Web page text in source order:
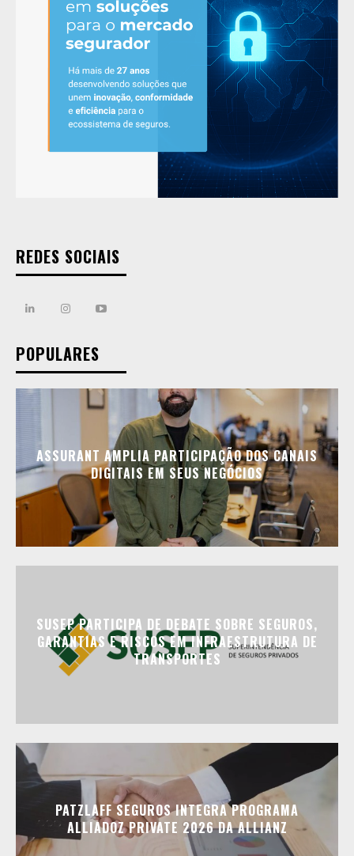
REDES SOCIAIS
POPULARES
ASSURANT AMPLIA PARTICIPAÇÃO DOS CANAIS
DIGITAIS EM SEUS NEGÓCIOS
SUSEP PARTICIPA DE DEBATE SOBRE SEGUROS,
GARANTIAS E RISCOS EM INFRAESTRUTURA DE
TRANSPORTES
PATZLAFF SEGUROS INTEGRA PROGRAMA
ALLIADOZ PRIVATE 2026 DA ALLIANZ